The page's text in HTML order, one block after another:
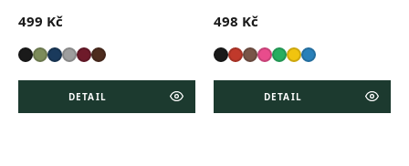
499 Kč
DETAIL
498 Kč
DETAIL